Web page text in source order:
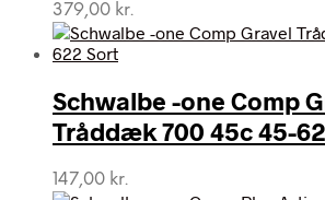
379,00 kr.
Schwalbe -one Comp
Tråddæk 700 45c 45-
147,00 kr.